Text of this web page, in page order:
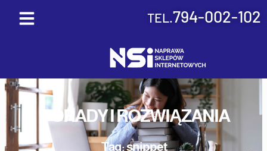
TEL.794-002-102
PORADY I ROZWIĄZANIA
Tag: snippet